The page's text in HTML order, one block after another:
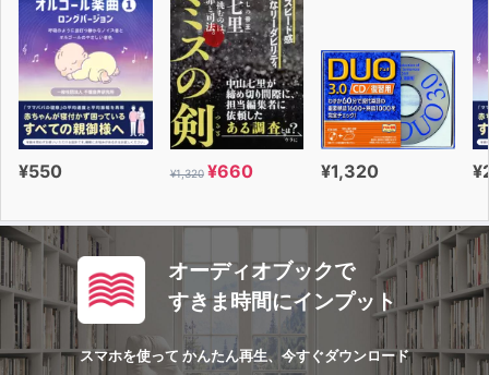
¥550 ¥1,320 ¥660 ¥1,320
オーディオブックで
すきま時間にインプット
スマホを使って かんたん再生、今すぐダウンロード